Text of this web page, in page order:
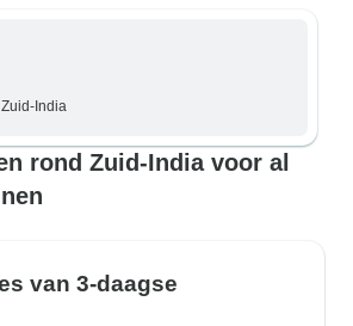
India
rond Zuid-India voor al
van 3-daagse